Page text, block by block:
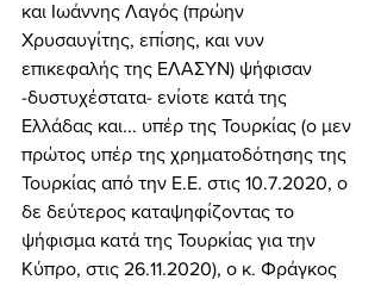
και Ιωάννης Λαγός (πρώην
Χρυσαυγίτης, επίσης, και νυν
επικεφαλής της ΕΛΑΣΥΝ) ψήφισαν
-δυστυχέστατα- ενίοτε κατά της
Ελλάδας και... υπέρ της Τουρκίας (ο μεν
πρώτος υπέρ της χρηματοδότησης της
Τουρκίας από την Ε.Ε. στις 10.7.2020, ο
δε δεύτερος καταψηφίζοντας το
ψήφισμα κατά της Τουρκίας για την
Κύπρο, στις 26.11.2020), ο κ. Φράγκος